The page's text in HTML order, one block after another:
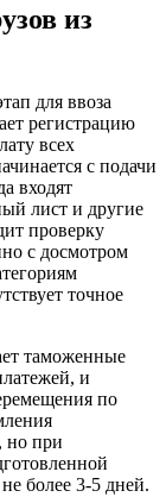
из
для ввоза
регистрацию
всех
с подачи
входят
лист и другие
проверку
с досмотром
точное
таможенные
и
по
но при
более 3-5 дней.